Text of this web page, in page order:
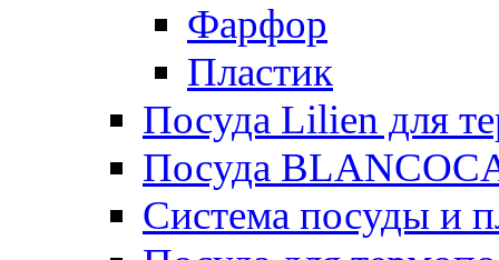
Фарфор
Пластик
Посуда Lilien для
Посуда
Система посуды и